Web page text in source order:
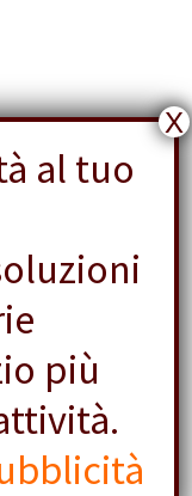
al tuo
più
X